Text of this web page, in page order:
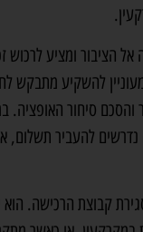
הציבור ומציע לרכוש
להשקיע מתבקש
סיחור האופציה.
להעביר תשלום,
קבוצת הרכישה.